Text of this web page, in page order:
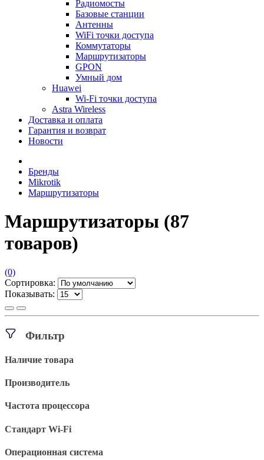
Радиомосты
Базовые станции
Антенны
WiFi точки доступа
Коммутаторы
Маршрутизаторы
GPON
Умный дом
Huawei
Wi-Fi точки доступа
Astra Wireless
Доставка и оплата
Гарантия и возврат
Новости
Бренды
Mikrotik
Маршрутизаторы
Маршрутизаторы (87
товаров)
(0)
Сортировка:
Показывать:
Фильтр
Наличие товара
Производитель
Частота процессора
Стандарт Wi-Fi
Операционная система